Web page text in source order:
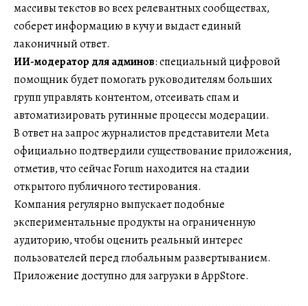
массивы текстов во всех релевантных сообществах,
соберет информацию в кучу и выдаст единый
лаконичный ответ.
ИИ-модератор для админов: специальный цифровой
помощник будет помогать руководителям больших
групп управлять контентом, отсеивать спам и
автоматизировать рутинные процессы модерации.
В ответ на запрос журналистов представители Meta
официально подтвердили существование приложения,
отметив, что сейчас Forum находится на стадии
открытого публичного тестирования.
Компания регулярно выпускает подобные
экспериментальные продукты на ограниченную
аудиторию, чтобы оценить реальный интерес
пользователей перед глобальным развертыванием.
Приложение доступно для загрузки в AppStore.